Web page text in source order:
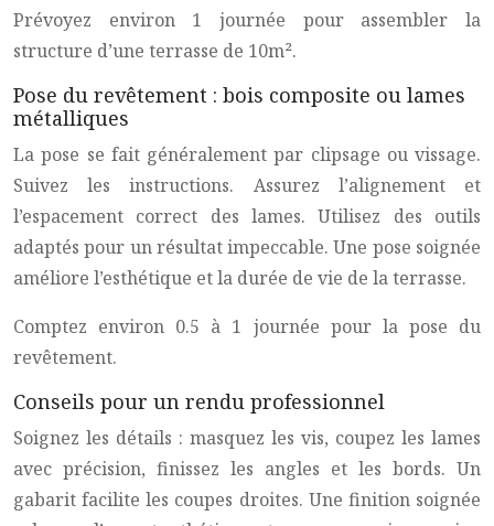
Prévoyez environ 1 journée pour assembler la
structure d’une terrasse de 10m².
Pose du revêtement : bois composite ou lames
métalliques
La pose se fait généralement par clipsage ou vissage.
Suivez les instructions. Assurez l’alignement et
l’espacement correct des lames. Utilisez des outils
adaptés pour un résultat impeccable. Une pose soignée
améliore l’esthétique et la durée de vie de la terrasse.
Comptez environ 0.5 à 1 journée pour la pose du
revêtement.
Conseils pour un rendu professionnel
Soignez les détails : masquez les vis, coupez les lames
avec précision, finissez les angles et les bords. Un
gabarit facilite les coupes droites. Une finition soignée